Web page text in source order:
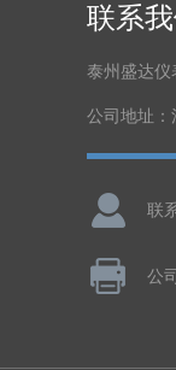
联系
泰州盛达仪
公司地址
联
公